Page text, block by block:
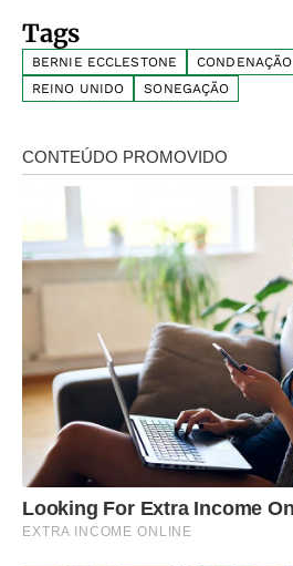
Tags
BERNIE ECCLESTONE CONDENAÇÃO
REINO UNIDO
SONEGAÇÃO